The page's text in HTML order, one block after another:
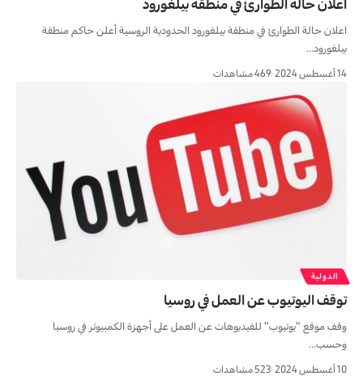
اعلان حالة الطوارئ في منطقة بيلغورود
اعلان حالة الطوارئ في منطقة بيلغورود الحدودية الروسية أعلن حاكم منطقة
بيلغورود…
14 أغسطس 2024 469 مشاهدات
الدولية
توقف اليوتيوب عن العمل في روسیا
وقف موقع "يوتيوب" للفيديوهات عن العمل على أجهزة الكمبيوتر في روسيا
وحسب…
10 أغسطس 2024 523 مشاهدات